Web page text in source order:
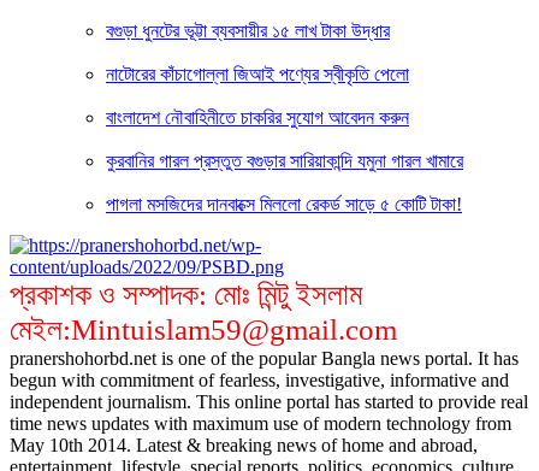
বগুড়া ধুনটের ভূট্টা ব্যবসায়ীর ১৫ লাখ টাকা উদ্ধার
নাটোরের কাঁচাগোল্লা জিআই পণ্যের স্বীকৃতি পেলো
বাংলাদেশ নৌবাহিনীতে চাকরির সুযোগ আবেদন করুন
কুরবানির গারল প্রস্তুত বগুড়ার সারিয়াকান্দি যমুনা গারল খামারে
পাগলা মসজিদের দানবাক্সে মিললো রেকর্ড সাড়ে ৫ কোটি টাকা!
প্রকাশক ও সম্পাদক: মোঃ মিন্টু ইসলাম
মেইল:Mintuislam59@gmail.com
pranershohorbd.net is one of the popular Bangla news portal. It has
begun with commitment of fearless, investigative, informative and
independent journalism. This online portal has started to provide real
time news updates with maximum use of modern technology from
May 10th 2014. Latest & breaking news of home and abroad,